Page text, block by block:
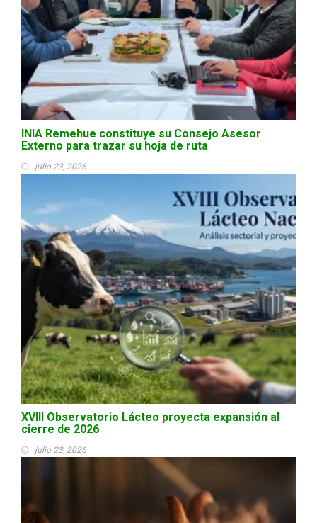
INIA Remehue constituye su Consejo Asesor
Externo para trazar su hoja de ruta
julio 23, 2026
XVIII Observatorio Lácteo proyecta expansión al
cierre de 2026
julio 23, 2026